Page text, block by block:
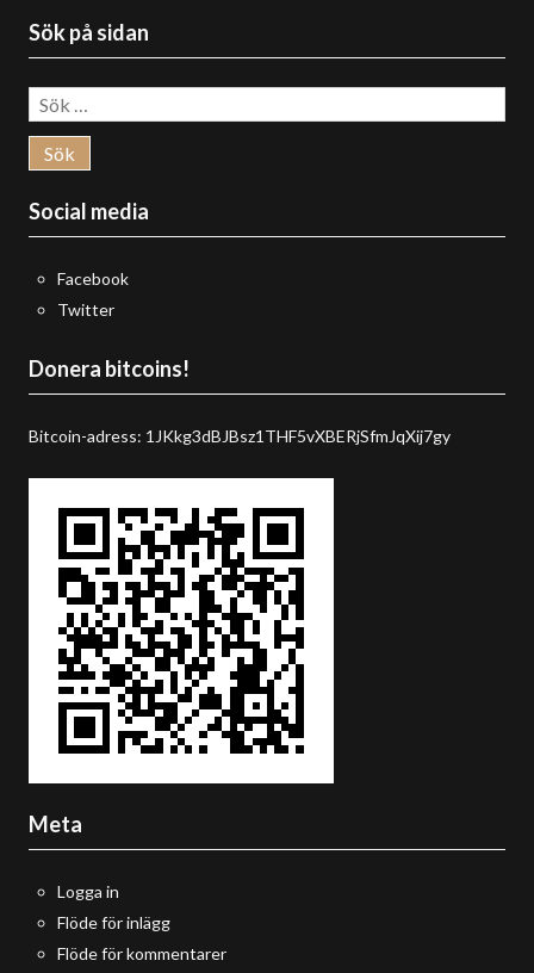
Sök på sidan
Sök
efter:
Social media
Facebook
Twitter
Donera bitcoins!
Bitcoin-adress: 1JKkg3dBJBsz1THF5vXBERjSfmJqXij7gy
Meta
Logga in
Flöde för inlägg
Flöde för kommentarer